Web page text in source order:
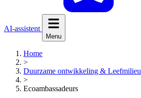
AI-assistent
Menu
Home
>
Duurzame ontwikkeling & Leefmilieu
>
Ecoambassadeurs